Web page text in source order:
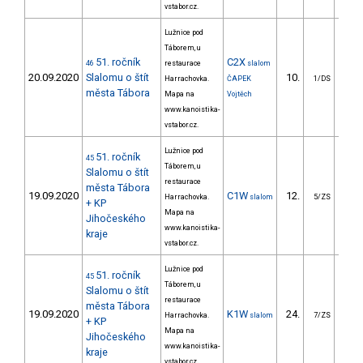
vstabor.cz.
20.09.2020
46 51. ročník
Slalomu o štít
města Tábora
Lužnice pod
Táborem, u
restaurace
Harrachovka.
Mapa na
www.kanoistika-
vstabor.cz.
C2X slalom
ČAPEK
Vojtěch
10. 1/DS
19.09.2020
45 51. ročník
Slalomu o štít
města Tábora
+ KP
Jihočeského
kraje
Lužnice pod
Táborem, u
restaurace
Harrachovka.
Mapa na
www.kanoistika-
vstabor.cz.
C1W slalom 12. 5/ZS
19.09.2020
45 51. ročník
Slalomu o štít
města Tábora
+ KP
Jihočeského
kraje
Lužnice pod
Táborem, u
restaurace
Harrachovka.
Mapa na
www.kanoistika-
K1W slalom 24. 7/ZS